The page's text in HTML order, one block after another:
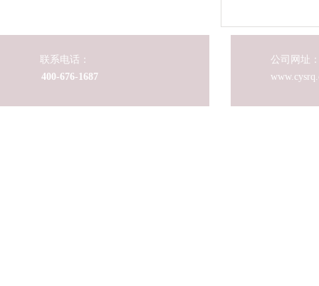
联系电话：
400-676-1687
公司网址